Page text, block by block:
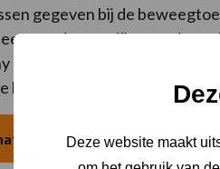
Deze website maakt
gegeven bij de
goede en veilige manier
en ´S-PORT en zijn
kunt gewoon aansluiten. Doe
Gratis beweeglessen bij